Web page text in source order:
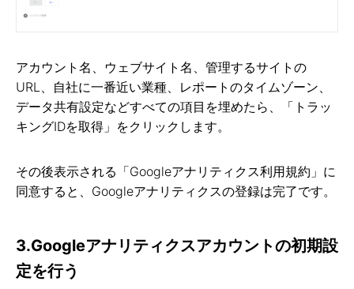
アカウント名、ウェブサイト名、管理するサイトの
URL、自社に一番近い業種、レポートのタイムゾーン、
データ共有設定などすべての項目を埋めたら、「トラッ
キングIDを取得」をクリックします。
その後表示される「Googleアナリティクス利用規約」に
同意すると、Googleアナリティクスの登録は完了です。
3.Googleアナリティクスアカウントの初期設
定を行う